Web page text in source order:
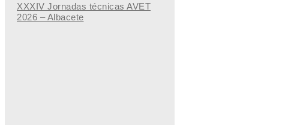
XXXIV Jornadas técnicas AVET
2026 – Albacete